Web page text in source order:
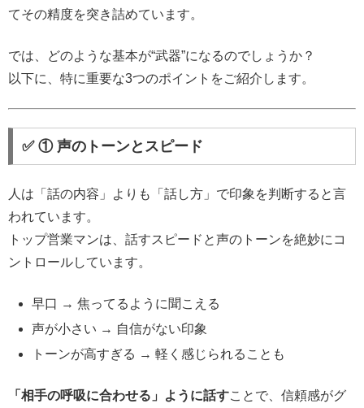
てその精度を突き詰めています。
では、どのような基本が“武器”になるのでしょうか？
以下に、特に重要な3つのポイントをご紹介します。
✅ ① 声のトーンとスピード
人は「話の内容」よりも「話し方」で印象を判断すると言
われています。
トップ営業マンは、話すスピードと声のトーンを絶妙にコ
ントロールしています。
早口 → 焦ってるように聞こえる
声が小さい → 自信がない印象
トーンが高すぎる → 軽く感じられることも
「相手の呼吸に合わせる」ように話すことで、信頼感がグ